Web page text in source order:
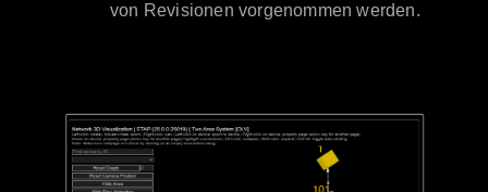
von Revisionen vorgenommen werden.